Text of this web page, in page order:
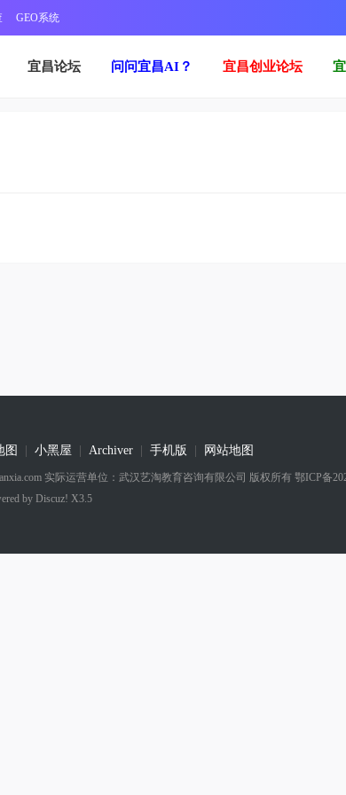
GEO系统
宜昌论坛 问问宜昌AI？ 宜昌创业论坛
图 小黑屋 Archiver 手机版 网站地图
实际运营单位：武汉艺淘教育咨询有限公司 版权所有 鄂ICP备
by Discuz! X3.5